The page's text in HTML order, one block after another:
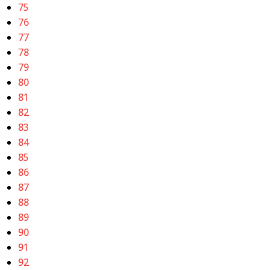
75
76
77
78
79
80
81
82
83
84
85
86
87
88
89
90
91
92